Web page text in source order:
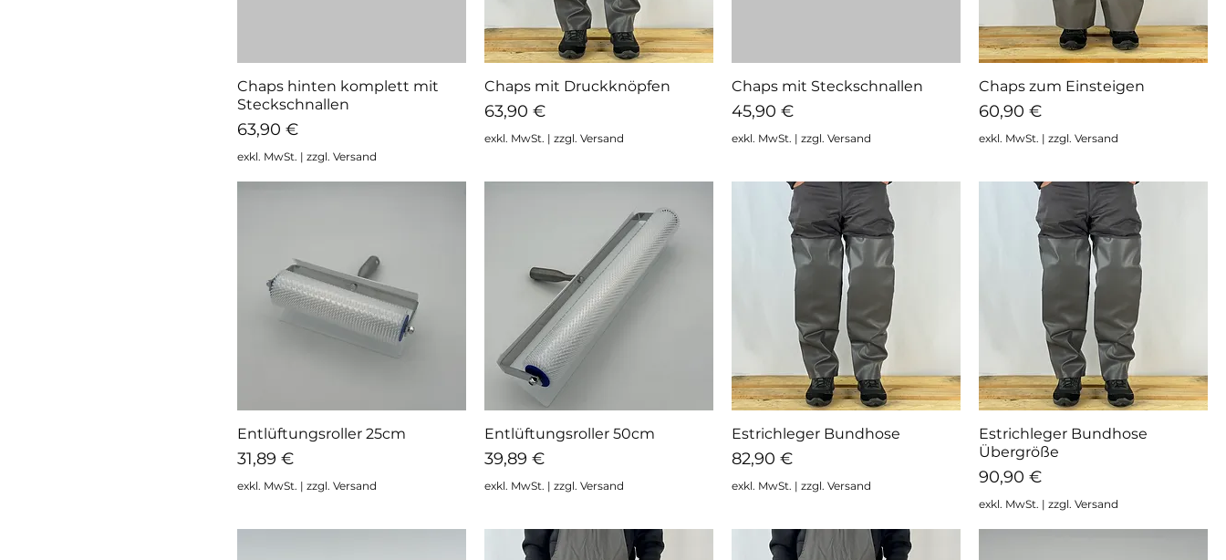
Schnellansicht
Chaps hinten komplett mit
Steckschnallen
Preis
63,90 €
exkl. MwSt. | zzgl. Versand
Schnellansicht
Chaps mit Druckknöpfen
Preis
63,90 €
exkl. MwSt. | zzgl. Versand
Schnellansicht
Chaps mit Steckschnallen
Preis
45,90 €
exkl. MwSt. | zzgl. Versand
Schnellansicht
Chaps zum Einsteigen
Preis
60,90 €
exkl. MwSt. | zzgl. Versand
Schnellansicht
Entlüftungsroller 25cm
Preis
31,89 €
exkl. MwSt. | zzgl. Versand
Schnellansicht
Entlüftungsroller 50cm
Preis
39,89 €
exkl. MwSt. | zzgl. Versand
Schnellansicht
Estrichleger Bundhose
Preis
82,90 €
exkl. MwSt. | zzgl. Versand
Schnellansicht
Estrichleger Bundhose
Übergröße
Preis
90,90 €
exkl. MwSt. | zzgl. Versand